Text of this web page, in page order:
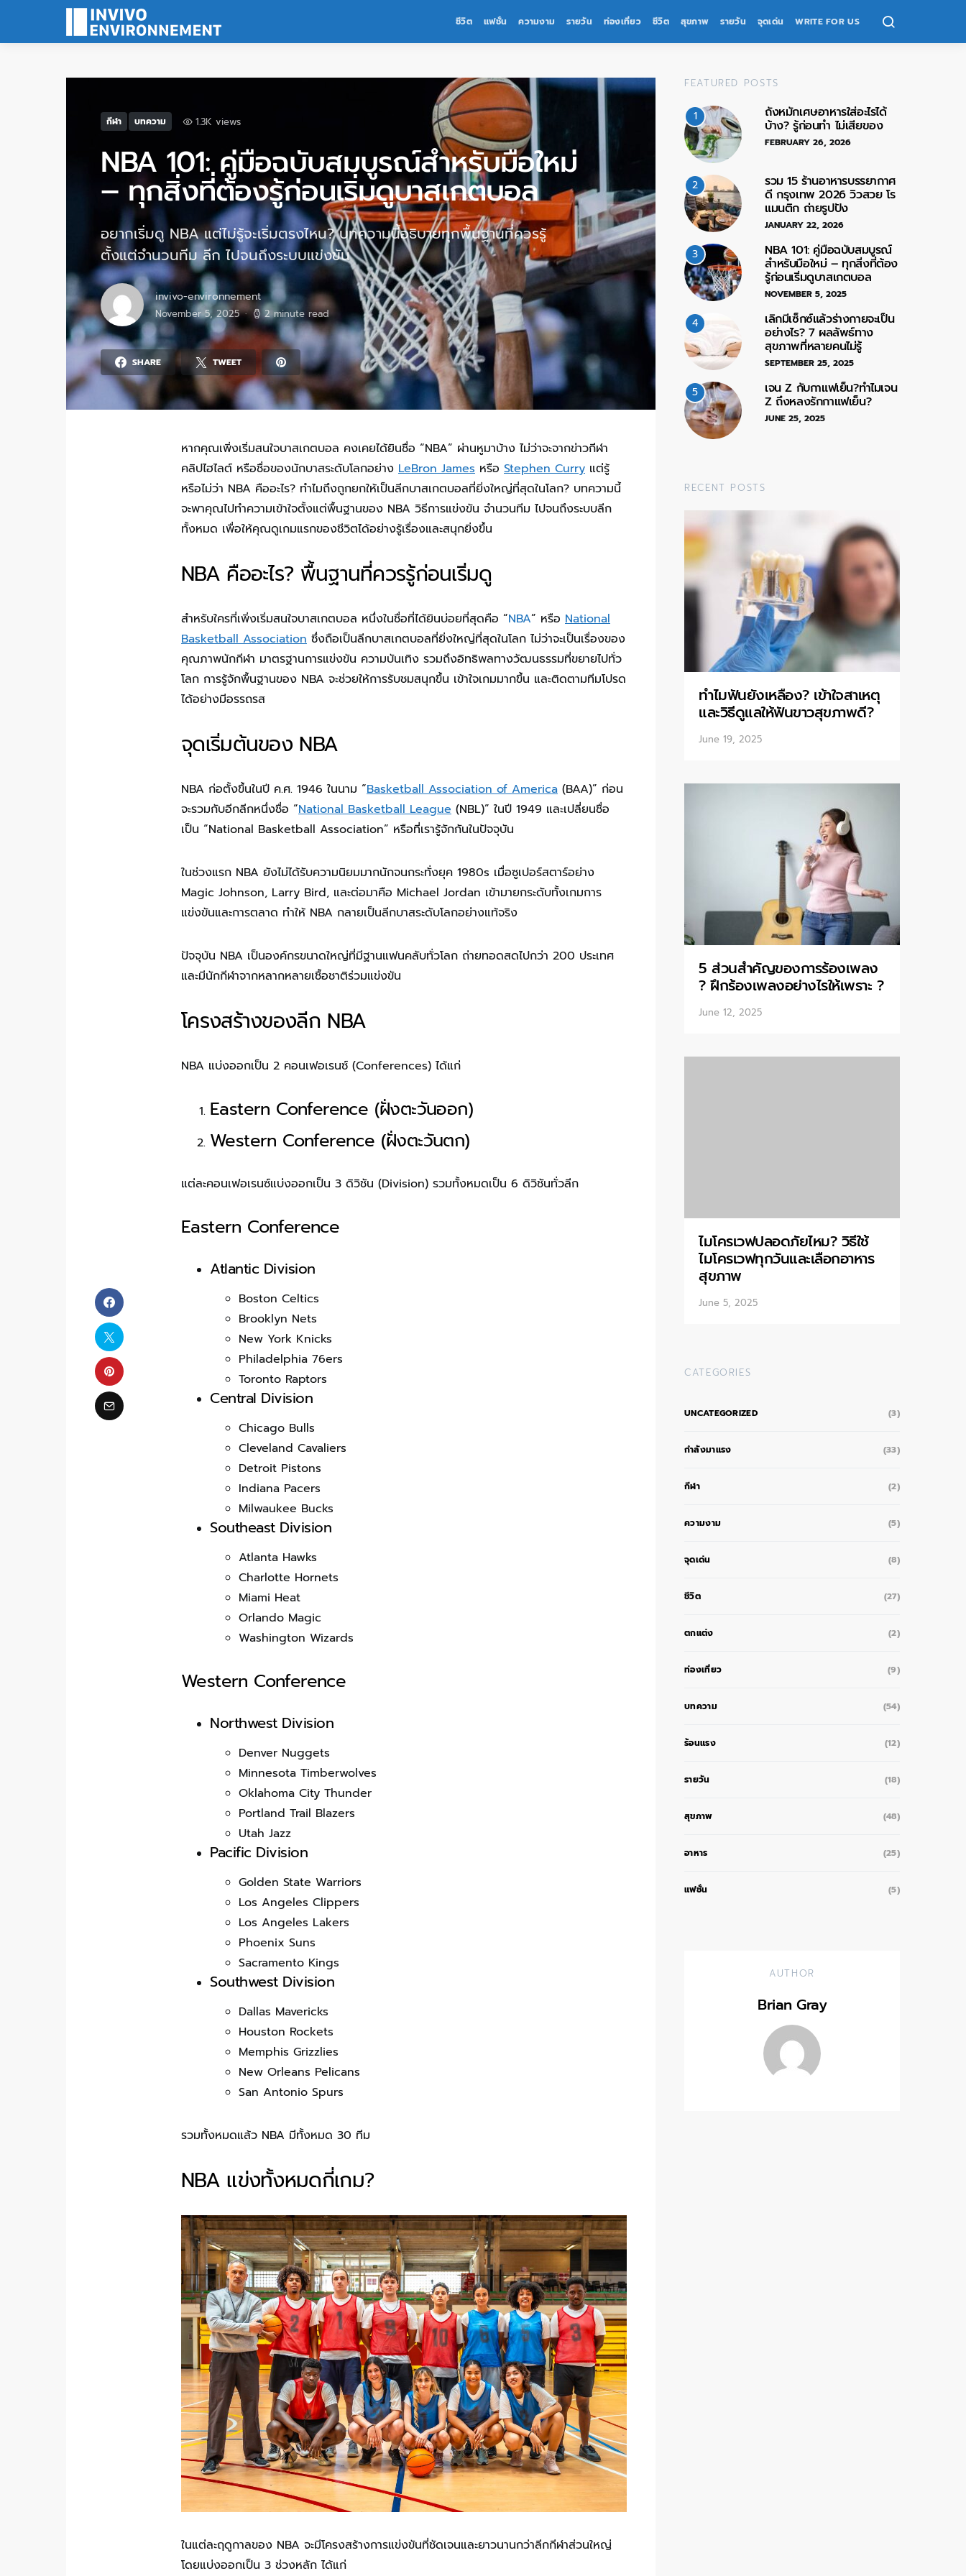
ชีวิต แฟชั่น ความงาม รายวัน ท่องเที่ยว ชีวิต สุขภาพ รายวัน จุดเด่น WRITE FOR US
กีฬา บทความ 1.3K views
NBA 101: คู่มือฉบับสมบูรณ์สำหรับมือใหม่
– ทุกสิ่งที่ต้องรู้ก่อนเริ่มดูบาสเกตบอล
อยากเริ่มดู NBA แต่ไม่รู้จะเริ่มตรงไหน? บทความนี้อธิบายทุกพื้นฐานที่ควรรู้
ตั้งแต่จำนวนทีม ลีก ไปจนถึงระบบแข่งขัน
invivo-environnement
November 5, 2025 2 minute read
SHARE TWEET
หากคุณเพิ่งเริ่มสนใจบาสเกตบอล คงเคยได้ยินชื่อ “NBA” ผ่านหูมาบ้าง ไม่ว่าจะจากข่าวกีฬา
คลิปไฮไลต์ หรือชื่อของนักบาสระดับโลกอย่าง LeBron James หรือ Stephen Curry แต่รู้
หรือไม่ว่า NBA คืออะไร? ทำไมถึงถูกยกให้เป็นลีกบาสเกตบอลที่ยิ่งใหญ่ที่สุดในโลก? บทความนี้
จะพาคุณไปทำความเข้าใจตั้งแต่พื้นฐานของ NBA วิธีการแข่งขัน จำนวนทีม ไปจนถึงระบบลีก
ทั้งหมด เพื่อให้คุณดูเกมแรกของชีวิตได้อย่างรู้เรื่องและสนุกยิ่งขึ้น
NBA คืออะไร? พื้นฐานที่ควรรู้ก่อนเริ่มดู
สำหรับใครที่เพิ่งเริ่มสนใจบาสเกตบอล หนึ่งในชื่อที่ได้ยินบ่อยที่สุดคือ “NBA” หรือ National
Basketball Association ซึ่งถือเป็นลีกบาสเกตบอลที่ยิ่งใหญ่ที่สุดในโลก ไม่ว่าจะเป็นเรื่องของ
คุณภาพนักกีฬา มาตรฐานการแข่งขัน ความบันเทิง รวมถึงอิทธิพลทางวัฒนธรรมที่ขยายไปทั่ว
โลก การรู้จักพื้นฐานของ NBA จะช่วยให้การรับชมสนุกขึ้น เข้าใจเกมมากขึ้น และติดตามทีมโปรด
ได้อย่างมีอรรถรส
จุดเริ่มต้นของ NBA
NBA ก่อตั้งขึ้นในปี ค.ศ. 1946 ในนาม “Basketball Association of America (BAA)” ก่อน
จะรวมกับอีกลีกหนึ่งชื่อ “National Basketball League (NBL)” ในปี 1949 และเปลี่ยนชื่อ
เป็น “National Basketball Association” หรือที่เรารู้จักกันในปัจจุบัน
ในช่วงแรก NBA ยังไม่ได้รับความนิยมมากนักจนกระทั่งยุค 1980s เมื่อซูเปอร์สตาร์อย่าง
Magic Johnson, Larry Bird, และต่อมาคือ Michael Jordan เข้ามายกระดับทั้งเกมการ
แข่งขันและการตลาด ทำให้ NBA กลายเป็นลีกบาสระดับโลกอย่างแท้จริง
ปัจจุบัน NBA เป็นองค์กรขนาดใหญ่ที่มีฐานแฟนคลับทั่วโลก ถ่ายทอดสดไปกว่า 200 ประเทศ
และมีนักกีฬาจากหลากหลายเชื้อชาติร่วมแข่งขัน
โครงสร้างของลีก NBA
NBA แบ่งออกเป็น 2 คอนเฟอเรนซ์ (Conferences) ได้แก่
Eastern Conference (ฝั่งตะวันออก)
Western Conference (ฝั่งตะวันตก)
แต่ละคอนเฟอเรนซ์แบ่งออกเป็น 3 ดิวิชัน (Division) รวมทั้งหมดเป็น 6 ดิวิชันทั่วลีก
Eastern Conference
Atlantic Division
Boston Celtics
Brooklyn Nets
New York Knicks
Philadelphia 76ers
Toronto Raptors
Central Division
Chicago Bulls
Cleveland Cavaliers
Detroit Pistons
Indiana Pacers
Milwaukee Bucks
Southeast Division
Atlanta Hawks
Charlotte Hornets
Miami Heat
Orlando Magic
Washington Wizards
Western Conference
Northwest Division
Denver Nuggets
Minnesota Timberwolves
Oklahoma City Thunder
Portland Trail Blazers
Utah Jazz
Pacific Division
Golden State Warriors
Los Angeles Clippers
Los Angeles Lakers
Phoenix Suns
Sacramento Kings
Southwest Division
Dallas Mavericks
Houston Rockets
Memphis Grizzlies
New Orleans Pelicans
San Antonio Spurs
รวมทั้งหมดแล้ว NBA มีทั้งหมด 30 ทีม
NBA แข่งทั้งหมดกี่เกม?
ในแต่ละฤดูกาลของ NBA จะมีโครงสร้างการแข่งขันที่ชัดเจนและยาวนานกว่าลีกกีฬาส่วนใหญ่
โดยแบ่งออกเป็น 3 ช่วงหลัก ได้แก่
FEATURED POSTS
1 ถังหมักเศษอาหารใส่อะไรได้
บ้าง? รู้ก่อนทำ ไม่เสียของ
FEBRUARY 26, 2026
2 รวม 15 ร้านอาหารบรรยากาศ
ดี กรุงเทพ 2026 วิวสวย โร
แมนติก ถ่ายรูปปัง
JANUARY 22, 2026
3 NBA 101: คู่มือฉบับสมบูรณ์
สำหรับมือใหม่ – ทุกสิ่งที่ต้อง
รู้ก่อนเริ่มดูบาสเกตบอล
NOVEMBER 5, 2025
4 เลิกมีเซ็กซ์แล้วร่างกายจะเป็น
อย่างไร? 7 ผลลัพธ์ทาง
สุขภาพที่หลายคนไม่รู้
SEPTEMBER 25, 2025
5 เจน Z กับกาแฟเย็น?ทำไมเจน
Z ถึงหลงรักกาแฟเย็น?
JUNE 25, 2025
RECENT POSTS
ทำไมฟันยังเหลือง? เข้าใจสาเหตุ
และวิธีดูแลให้ฟันขาวสุขภาพดี?
June 19, 2025
5 ส่วนสำคัญของการร้องเพลง
? ฝึกร้องเพลงอย่างไรให้เพราะ ?
June 12, 2025
ไมโครเวฟปลอดภัยไหม? วิธีใช้
ไมโครเวฟทุกวันและเลือกอาหาร
สุขภาพ
June 5, 2025
CATEGORIES
UNCATEGORIZED (3)
กำลังมาแรง (33)
กีฬา (2)
ความงาม (5)
จุดเด่น (8)
ชีวิต (27)
ตกแต่ง (2)
ท่องเที่ยว (9)
บทความ (54)
ร้อนแรง (12)
รายวัน (18)
สุขภาพ (48)
อาหาร (25)
แฟชั่น (5)
AUTHOR
Brian Gray